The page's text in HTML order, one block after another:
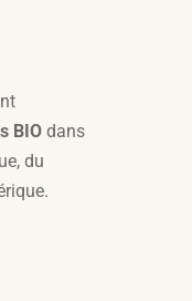
BIO dans
du